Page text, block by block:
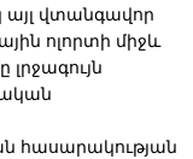
վտանգավոր
ոլորտի միջև
հասարակության